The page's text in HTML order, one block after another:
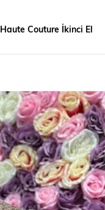
Haute Couture İkinci El